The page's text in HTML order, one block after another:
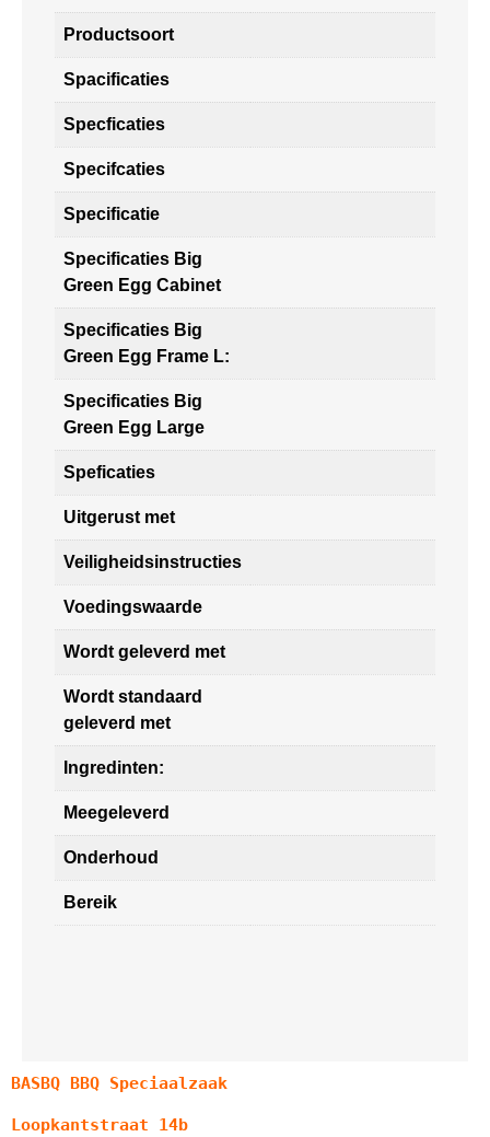
Productsoort
Spacificaties
Specficaties
Specifcaties
Specificatie
Specificaties Big
Green Egg Cabinet
Specificaties Big
Green Egg Frame L:
Specificaties Big
Green Egg Large
Speficaties
Uitgerust met
Veiligheidsinstructies
Voedingswaarde
Wordt geleverd met
Wordt standaard
geleverd met
Ingredinten:
Meegeleverd
Onderhoud
Bereik
BASBQ BBQ Speciaalzaak
Loopkantstraat 14b